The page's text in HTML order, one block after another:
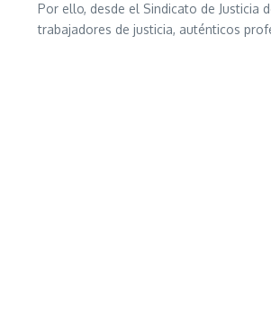
Por ello, desde el Sindicato de Justicia
trabajadores de justicia, auténticos